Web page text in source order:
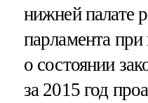
нижней палате
парламента при
о состоянии
за 2015 год